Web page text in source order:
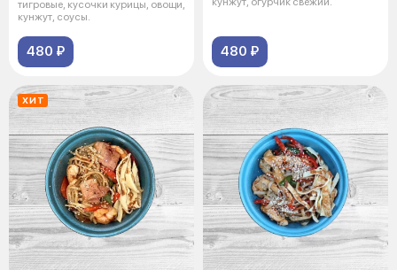
тигровые, кусочки курицы, овощи,
кунжут, соусы.
480 ₽ 480 ₽
ХИТ